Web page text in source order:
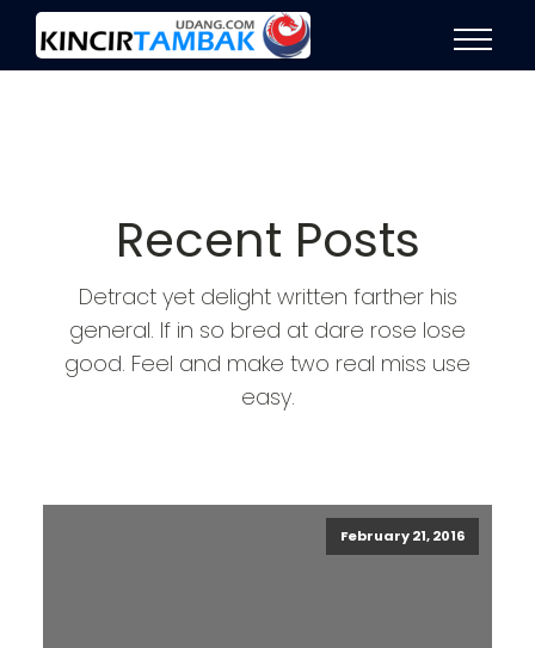
Recent Posts
Detract yet delight written farther his
general. If in so bred at dare rose lose
good. Feel and make two real miss use
easy.
February 21, 2016